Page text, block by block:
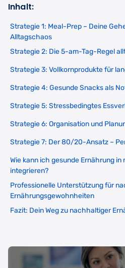
Inhalt:
Strategie 1: Meal-Prep – Deine
Alltagschaos
Strategie 2: Die 5-am-Tag-Regel
Strategie 3: Vollkornprodukte für
Strategie 4: Gesunde Snacks als
Strategie 5: Stressbedingtes
Strategie 6: Organisation und
Strategie 7: Der 80/20-Ansatz –
Wie kann ich gesunde Ernährung
integrieren?
Professionelle Unterstützung für
Ernährungsgewohnheiten
Fazit: Dein Weg zu nachhaltiger